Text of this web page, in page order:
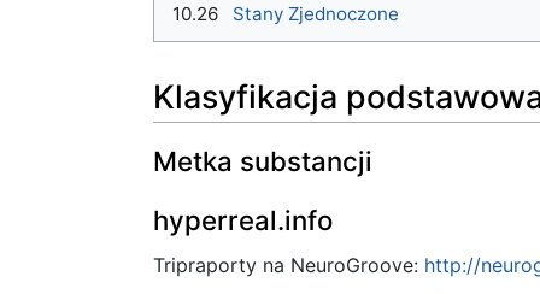
10.26
Stany Zjednoczone
Klasyfikacja
Metka substancji
hyperreal.info
Tripraporty na NeuroGroove: http://